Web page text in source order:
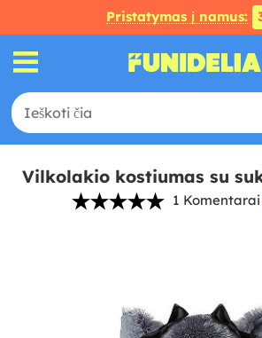
Pristatymas į namus:
Vilkolakio kostiumas su
1 Komentarai